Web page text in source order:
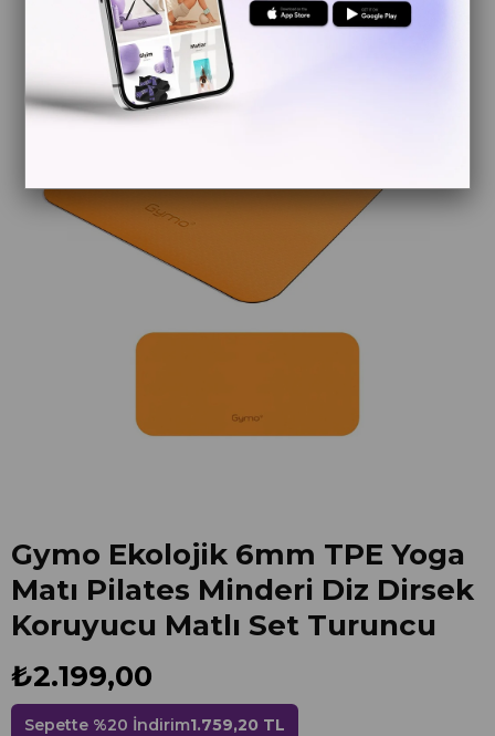
Gymo Ekolojik 6mm TPE Yoga
Matı Pilates Minderi Diz Dirsek
Koruyucu Matlı Set Turuncu
₺2.199,00
Sepette %20 İndirim1.759,20 TL